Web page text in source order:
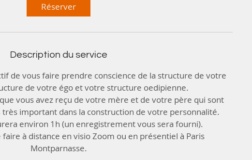
Réserver
Description du service
de vous faire prendre conscience de la structure de votre
de votre égo et votre structure oedipienne.
vous avez reçu de votre mère et de votre père qui sont
important dans la construction de votre personnalité.
environ 1h (un enregistrement vous sera fourni).
à distance en visio Zoom ou en présentiel à Paris
Montparnasse.